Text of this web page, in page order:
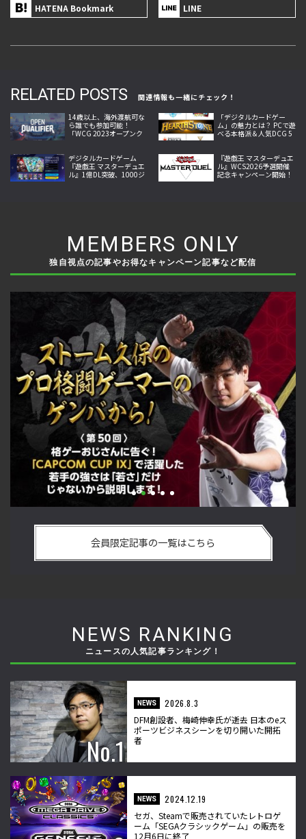
HATENA Bookmark LINE
RELATED POSTS
関連情報も一緒にチェック！
14歳以上、海外渡航可な
ら誰でも参加可能！
「WCG 2023オープンク
レジェンド』『クラロ
ワ』で開催！
「デジタルカードゲー
ム」の魅力とは？ PCで遊
べる本格派＆人気DCG 5
デジタルカードゲーム
『遊戯王 マスターデュエ
ル』1億DL突破、1000ジ
『遊戯王 マスターデュエ
ル』WCS2026予選開催
記念キャンペーン開始！
MEMBERS ONLY
独自視点の記事やお得なキャンペーン記事など配信
ンバから！ 第50回】
悟を決めたカワノ選手の攻
格闘ゲーマーのゲンバから！
会員限定記事の一覧はこちら
NEWS RANKING
ニュースの人気記事ランキング！
NEWS
2026.8.3
DFM創設者、梅崎伸幸氏が逝去 日本のeス
ポーツビジネスシーンを切り開いた開拓
者
NEWS
2024.12.19
セガ、Steamで販売されていたレトロゲ
ーム「SEGAクラシックゲーム」の販売を
12月6日に終了